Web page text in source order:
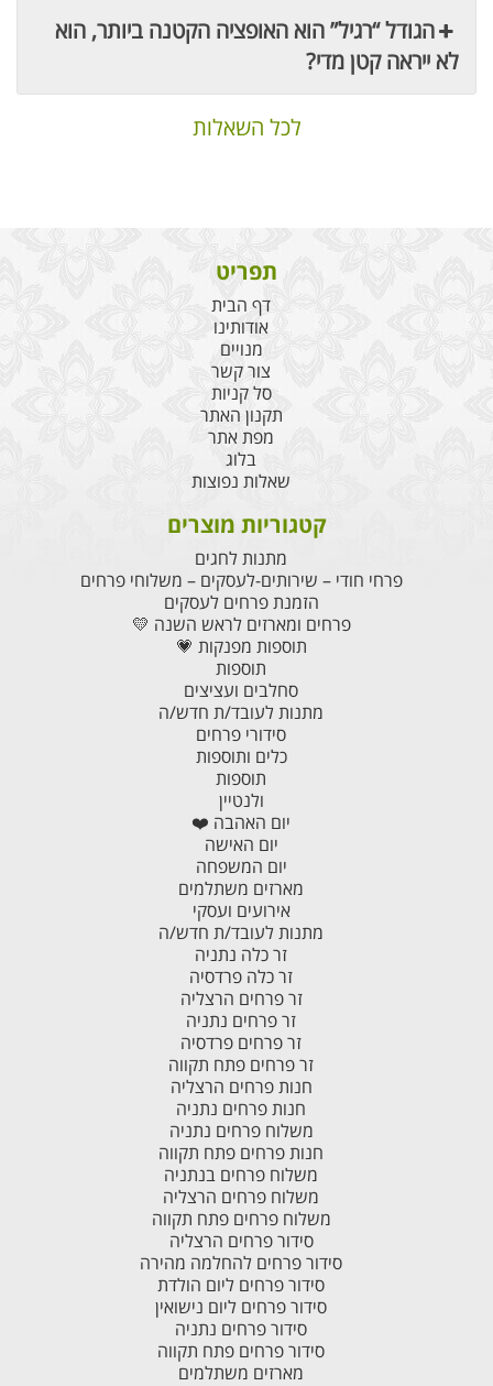
הגודל “רגיל” הוא האופציה הקטנה ביותר, הוא
לא ייראה קטן מדי?
לכל השאלות
תפריט
דף הבית
אודותינו
מנויים
צור קשר
סל קניות
תקנון האתר
מפת אתר
בלוג
שאלות נפוצות
קטגוריות מוצרים
מתנות לחגים
פרחי חודי – שירותים-לעסקים – משלוחי פרחים
הזמנת פרחים לעסקים
פרחים ומארזים לראש השנה 💛
תוספות מפנקות 💗
תוספות
סחלבים ועציצים
מתנות לעובד/ת חדש/ה
סידורי פרחים
כלים ותוספות
תוספות
ולנטיין
יום האהבה ❤️
יום האישה
יום המשפחה
מארזים משתלמים
אירועים ועסקי
מתנות לעובד/ת חדש/ה
זר כלה נתניה
זר כלה פרדסיה
זר פרחים הרצליה
זר פרחים נתניה
זר פרחים פרדסיה
זר פרחים פתח תקווה
חנות פרחים הרצליה
חנות פרחים נתניה
משלוח פרחים נתניה
חנות פרחים פתח תקווה
משלוח פרחים בנתניה
משלוח פרחים הרצליה
משלוח פרחים פתח תקווה
סידור פרחים הרצליה
סידור פרחים להחלמה מהירה
סידור פרחים ליום הולדת
סידור פרחים ליום נישואין
סידור פרחים נתניה
סידור פרחים פתח תקווה
מארזים משתלמים